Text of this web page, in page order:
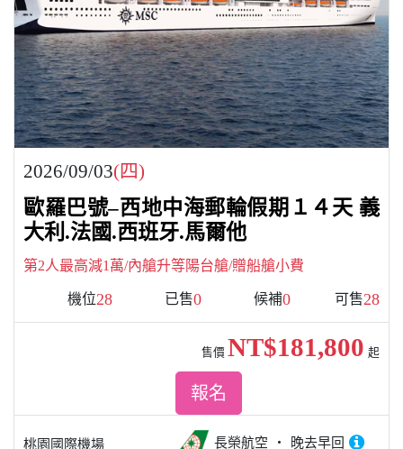
2026/09/03(四)
歐羅巴號–西地中海郵輪假期１４天 義
大利.法國.西班牙.馬爾他
第2人最高減1萬/內艙升等陽台艙/贈船艙小費
機位28 已售0 候補0 可售28
桃園國際機場 長榮航空 晚去早回
售價 NT$181,800 起
報名